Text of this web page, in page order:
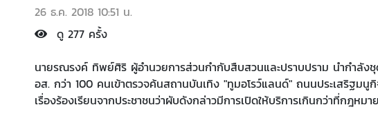
26 ธ.ค. 2018 10:51 น.
ดู 277 ครั้ง
นายรณรงค์ ทิพย์ศิริ ผู้อำนวยการส่วนกำกับสืบสวนและปราบปราม นำกำลัง
อส. กว่า 100 คนเข้าตรวจค้นสถานบันเทิง "ทูมอโรว์แลนด์" ถนนประเสริฐม
เรื่องร้องเรียนจากประชาชนว่าผับดังกล่าวมีการเปิดให้บริการเกินกว่าที่กฎห